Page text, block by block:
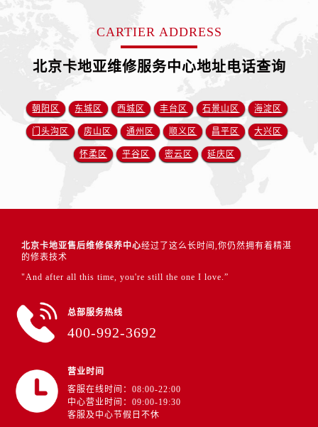
CARTIER ADDRESS
北京卡地亚维修服务中心地址电话查询
朝阳区 东城区 西城区 丰台区 石景山区 海淀区
门头沟区 房山区 通州区 顺义区 昌平区 大兴区
怀柔区 平谷区 密云区 延庆区
北京卡地亚售后维修保养中心经过了这么长时间,你仍然拥有着精湛
的修表技术
"And after all this time, you're still the one I love.”
总部服务热线
400-992-3692
营业时间
客服在线时间：08:00-22:00
中心营业时间：09:00-19:30
客服及中心节假日不休